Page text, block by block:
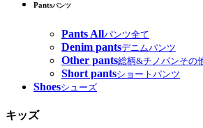
Pantsパンツ
Pants Allパンツ全て
Denim pantsデニムパンツ
Other pants総柄&チノパンその
Short pantsショートパンツ
Shoesシューズ
キッズ